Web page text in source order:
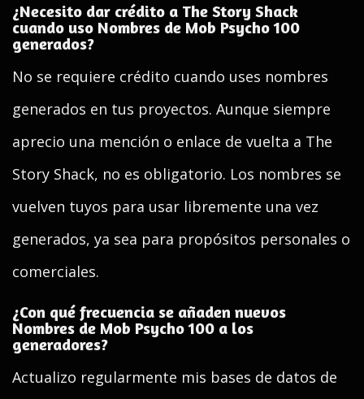
¿Necesito dar crédito a The Story Shack
cuando uso Nombres de Mob Psycho 100
generados?
No se requiere crédito cuando uses nombres
generados en tus proyectos. Aunque siempre
aprecio una mención o enlace de vuelta a The
Story Shack, no es obligatorio. Los nombres se
vuelven tuyos para usar libremente una vez
generados, ya sea para propósitos personales o
comerciales.
¿Con qué frecuencia se añaden nuevos
Nombres de Mob Psycho 100 a los
generadores?
Actualizo regularmente mis bases de datos de